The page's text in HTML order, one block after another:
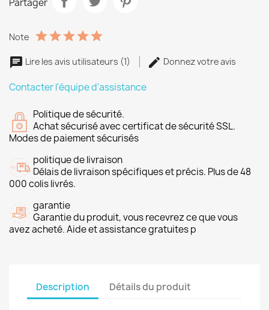
Note
Lire les avis utilisateurs (1) Donnez votre avis
Contacter l'équipe d'assistance
Politique de sécurité.
Achat sécurisé avec certificat de sécurité SSL.
Modes de paiement sécurisés
politique de livraison
Délais de livraison spécifiques et précis. Plus de 48
000 colis livrés.
garantie
Garantie du produit, vous recevrez ce que vous
avez acheté. Aide et assistance gratuites p
Description Détails du produit